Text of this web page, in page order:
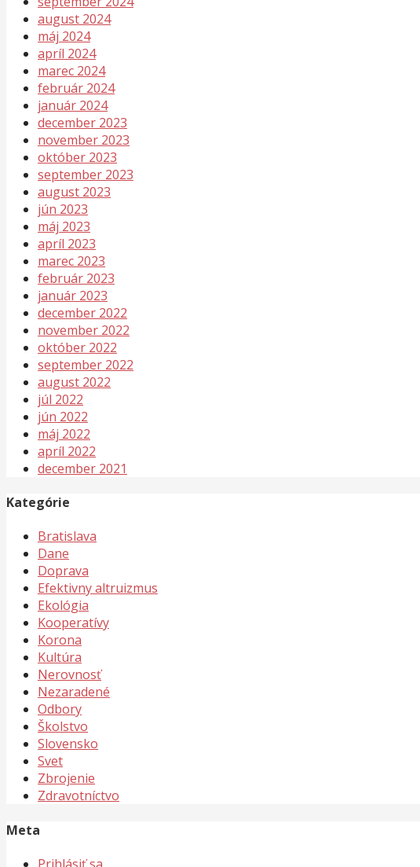
august 2024
máj 2024
apríl 2024
marec 2024
február 2024
január 2024
december 2023
november 2023
október 2023
september 2023
august 2023
jún 2023
máj 2023
apríl 2023
marec 2023
február 2023
január 2023
december 2022
november 2022
október 2022
september 2022
august 2022
júl 2022
jún 2022
máj 2022
apríl 2022
december 2021
Kategórie
Bratislava
Dane
Doprava
Efektivny altruizmus
Ekológia
Kooperatívy
Korona
Kultúra
Nerovnosť
Nezaradené
Odbory
Školstvo
Slovensko
Svet
Zbrojenie
Zdravotníctvo
Meta